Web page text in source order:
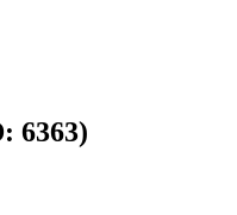
6363)